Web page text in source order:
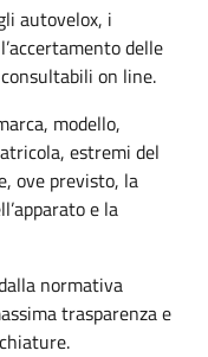
autovelox, i
delle
on line.
modello,
estremi del
ove previsto, la
e la
normativa
trasparenza e